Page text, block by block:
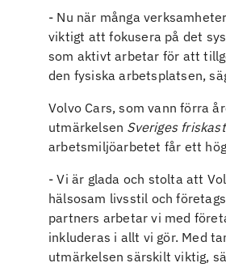
- Nu när många
viktigt att fokusera på det
som aktivt arbetar för att
den fysiska arbetsplatsen,
Volvo Cars, som vann förra
utmärkelsen Sveriges
arbetsmiljöarbetet får ett
- Vi är glada och stolta att
hälsosam livsstil och
partners arbetar vi med
inkluderas i allt vi gör. Med
utmärkelsen särskilt viktig,